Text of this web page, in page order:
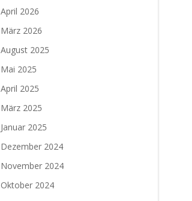
April 2026
März 2026
August 2025
Mai 2025
April 2025
März 2025
Januar 2025
Dezember 2024
November 2024
Oktober 2024